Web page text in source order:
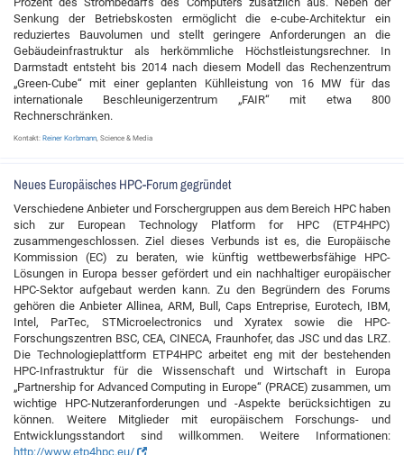
Senkung der Betriebskosten ermöglicht die e-cube-Architektur ein
reduziertes Bauvolumen und stellt geringere Anforderungen an die
Gebäudeinfrastruktur als herkömmliche Höchstleistungsrechner. In
Darmstadt entsteht bis 2014 nach diesem Modell das Rechenzentrum
„Green-Cube“ mit einer geplanten Kühlleistung von 16 MW für das
internationale Beschleunigerzentrum „FAIR“ mit etwa 800
Rechnerschränken.
Kontakt: Reiner Korbmann , Science & Media
Neues Europäisches HPC-Forum gegründet
Verschiedene Anbieter und Forschergruppen aus dem Bereich HPC haben
sich zur European Technology Platform for HPC (ETP4HPC)
zusammengeschlossen. Ziel dieses Verbunds ist es, die Europäische
Kommission (EC) zu beraten, wie künftig wettbewerbsfähige HPC-
Lösungen in Europa besser gefördert und ein nachhaltiger europäischer
HPC-Sektor aufgebaut werden kann. Zu den Begründern des Forums
gehören die Anbieter Allinea, ARM, Bull, Caps Entreprise, Eurotech, IBM,
Intel, ParTec, STMicroelectronics und Xyratex sowie die HPC-
Forschungszentren BSC, CEA, CINECA, Fraunhofer, das JSC und das LRZ.
Die Technologieplattform ETP4HPC arbeitet eng mit der bestehenden
HPC-Infrastruktur für die Wissenschaft und Wirtschaft in Europa
„Partnership for Advanced Computing in Europe“ (PRACE) zusammen, um
wichtige HPC-Nutzeranforderungen und -Aspekte berücksichtigen zu
können. Weitere Mitglieder mit europäischem Forschungs- und
Entwicklungsstandort sind willkommen. Weitere Informationen:
http://www.etp4hpc.eu/